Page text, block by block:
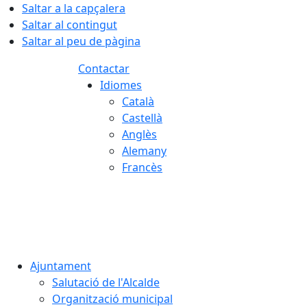
Saltar a la capçalera
Saltar al contingut
Saltar al peu de pàgina
Contactar
Idiomes
Català
Castellà
Anglès
Alemany
Francès
Ajuntament
Salutació de l'Alcalde
Organització municipal